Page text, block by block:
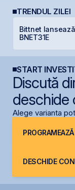
TRENDUL ZILEI
Bittnet
BNET31E
START
Discută
deschide
Alege varianta
PROGRAMEAZĂ
DESCHIDE